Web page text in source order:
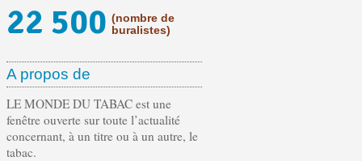
22 500 (nombre de
buralistes)
A propos de
LE MONDE DU TABAC est une
fenêtre ouverte sur toute l’actualité
concernant, à un titre ou à un autre, le
tabac.